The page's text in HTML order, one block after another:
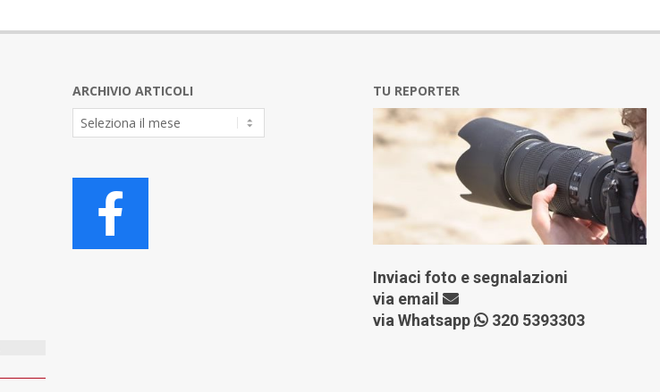
ARCHIVIO ARTICOLI
Archivio
Articoli
TU REPORTER
Inviaci foto e segnalazioni
via email
via Whatsapp
320 5393303